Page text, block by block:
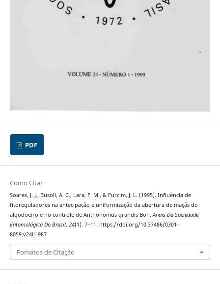
PDF
Como Citar
Soares, J. J., Busoli, A. C., Lara, F. M., & Furcim, J. L. (1995). Influência de
fitoreguladores na antecipação e uniformização da abertura de maçãs do
algodoeiro e no controle de Anthonomus grandis Boh.Anais Da Sociedade
Entomológica Do Brasil, 24(1), 7–11. https://doi.org/10.37486/0301-
8059.v24i1.987
Fomatos de Citação